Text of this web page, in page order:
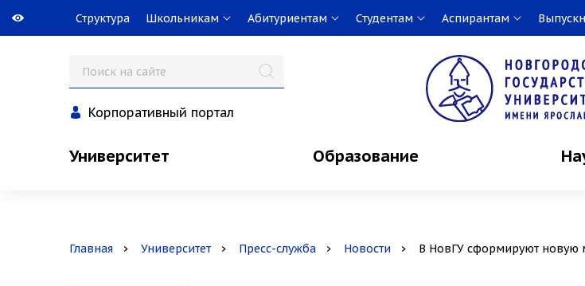
Структура Школьникам Абитуриентам Студентам Аспирантам
Корпоративный портал
Университет Образование
Главная Университет Пресс-служба Новости В НовГУ сформируют новую